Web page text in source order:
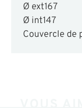
Ø ext167
Ø int147
Couvercle de